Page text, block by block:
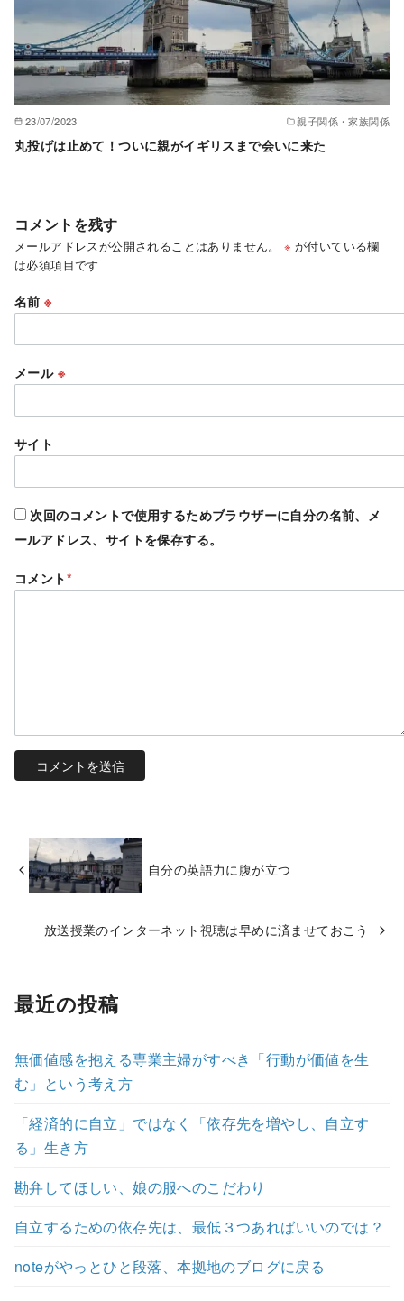
23/07/2023 親子関係・家族関係
丸投げは止めて！ついに親がイギリスまで会いに来た
コメントを残す
メールアドレスが公開されることはありません。 ※ が付いている欄
は必須項目です
名前※
メール ※
サイト
次回のコメントで使用するためブラウザーに自分の名前、メ
ールアドレス、サイトを保存する。
コメント*
自分の英語力に腹が立つ
放送授業のインターネット視聴は早めに済ませておこう
最近の投稿
無価値感を抱える専業主婦がすべき「行動が価値を生
む」という考え方
「経済的に自立」ではなく「依存先を増やし、自立す
る」生き方
勘弁してほしい、娘の服へのこだわり
自立するための依存先は、最低３つあればいいのでは？
noteがやっとひと段落、本拠地のブログに戻る